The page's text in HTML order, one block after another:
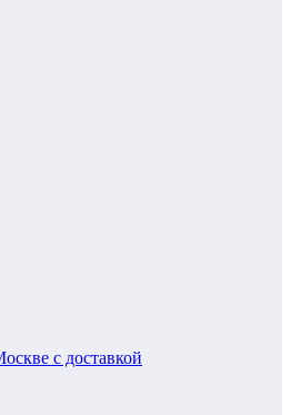
с доставкой